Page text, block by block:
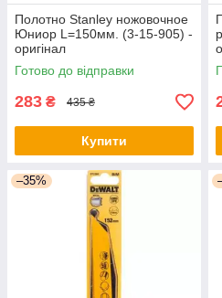
Полотно Stanley ножовочное
Юниор L=150мм. (3-15-905) -
оригінал
Готово до відправки
283 ₴ 435 ₴
Купити
–35%